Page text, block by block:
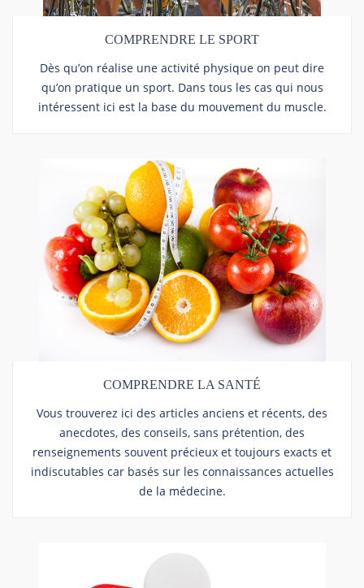
COMPRENDRE LE SPORT
Dès qu’on réalise une activité physique on peut dire
qu’on pratique un sport. Dans tous les cas qui nous
intéressent ici est la base du mouvement du muscle.
COMPRENDRE LA SANTÉ
Vous trouverez ici des articles anciens et récents, des
anecdotes, des conseils, sans prétention, des
renseignements souvent précieux et toujours exacts et
indiscutables car basés sur les connaissances actuelles
de la médecine.